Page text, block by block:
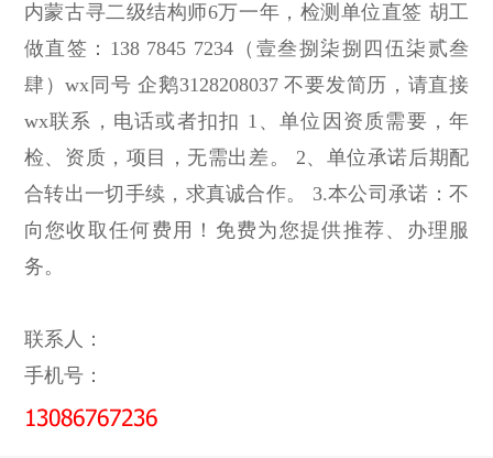
内蒙古寻二级结构师6万一年，检测单位直签 胡工
做直签：138 7845 7234（壹叁捌柒捌四伍柒贰叁
肆）wx同号 企鹅3128208037 不要发简历，请直接
wx联系，电话或者扣扣 1、单位因资质需要，年
检、资质，项目，无需出差。 2、单位承诺后期配
合转出一切手续，求真诚合作。 3.本公司承诺：不
向您收取任何费用！免费为您提供推荐、办理服
务。
联系人：
手机号：